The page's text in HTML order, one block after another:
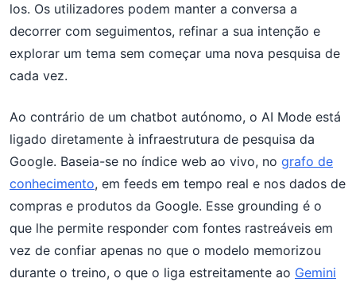
los. Os utilizadores podem manter a conversa a
decorrer com seguimentos, refinar a sua intenção e
explorar um tema sem começar uma nova pesquisa de
cada vez.
Ao contrário de um chatbot autónomo, o AI Mode está
ligado diretamente à infraestrutura de pesquisa da
Google. Baseia-se no índice web ao vivo, no grafo de
conhecimento, em feeds em tempo real e nos dados de
compras e produtos da Google. Esse grounding é o
que lhe permite responder com fontes rastreáveis em
vez de confiar apenas no que o modelo memorizou
durante o treino, o que o liga estreitamente ao Gemini